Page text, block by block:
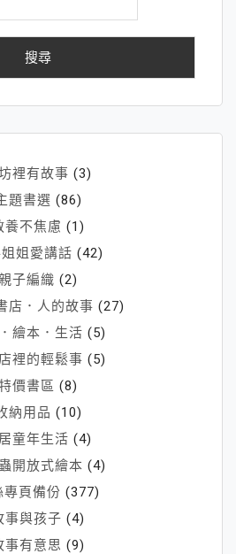
裡有故事 (3)
題書選 (86)
養不焦慮 (1)
姐愛講話 (42)
子編織 (2)
店．人的故事 (27)
繪本．生活 (5)
裡的輕鬆事 (5)
價書區 (8)
納用品 (10)
童年生活 (4)
開放式繪本 (4)
專頁備份 (377)
事與孩子 (4)
事有意思 (9)